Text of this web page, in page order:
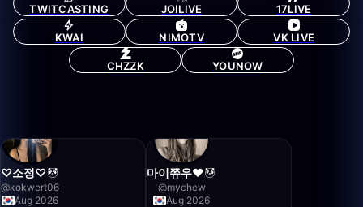
TWITCASTING JOILIVE 17LIVE
KWAI NIMOTV VK LIVE
CHZZK YOUNOW
♡소정♡
@kokwert06
Aug 2026
마이쮸우❤️
@mychew
Aug 2026